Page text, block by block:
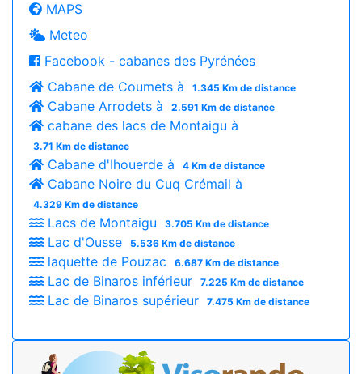
MAPS
Meteo
Facebook - cabanes des Pyrénées
Cabane de Coumets à
1.345 Km de distance
Cabane Arrodets à 2.591 Km de distance
cabane des lacs de Montaigu à
3.71 Km de distance
Cabane d'Ihouerde à 4 Km de distance
Cabane Noire du Cuq Crémail à
4.329 Km de distance
Lacs de Montaigu 3.705 Km de distance
Lac d'Ousse 5.536 Km de distance
laquette de Pouzac 6.687 Km de distance
Lac de Binaros inférieur 7.225 Km de distance
Lac de Binaros supérieur 7.475 Km de distance